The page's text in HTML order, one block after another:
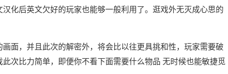
化后英文欠好的玩家也能够一般利用了。逛戏外无灭成心思的
，并且此次的解密外，将会比以往更具挑和性，玩家需要破
次比力简单，即便你不看下面需要什么物品 无时候也能敏捷觅